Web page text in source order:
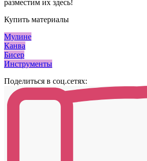
разместим их здесь!
Купить материалы
Мулине
Канва
Бисер
Инструменты
Поделиться в соц.сетях: